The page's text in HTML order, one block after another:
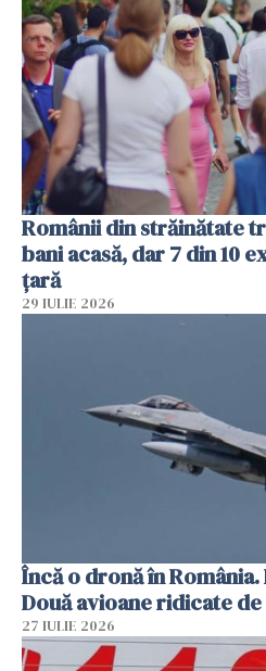
Românii din străinătate
bani acasă, dar 7 din 10
țară
29 IULIE 2026
Încă o dronă în România.
Două avioane ridicate de
27 IULIE 2026